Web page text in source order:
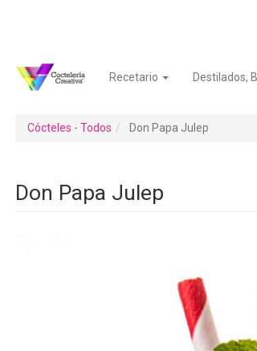
NavegaciónRecetario Destilados,
Menú
cuenta
de
Cócteles - Todos Don Papa Julep
Don Papa Julep